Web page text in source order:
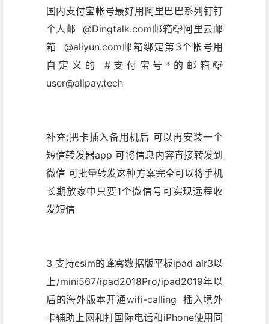
国内支付宝帐号最好用阿里巴巴系列钉钉
个人邮 @Dingtalk.com邮箱📪阿里云邮
箱 @aliyun.com邮箱绑定第3个帐号用
自定义的 #支付宝号*的邮箱📪
user@alipay.tech
补充:把卡插入备用机后 可以再安装一个
短信转发器app 可将信息内容直接转发到
微信 可批量转发这种方案完全可以将手机
长期放家中只要1个微信号可实现远程收
发短信
3 支持esim的蜂窝数据版平板ipad air3以
上/mini567/ipad2018Pro/ipad2019年以
后的海外版本开通wifi-calling 插入境外
卡辅助上网和打国际电话和iPhone使用同